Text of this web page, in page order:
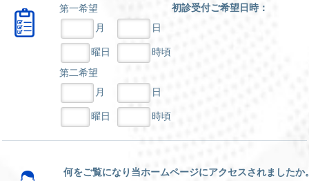
初診受付ご希望日時：
第一希望
月
日
曜日
時頃
第二希望
月
日
曜日
時頃
何をご覧になり当ホームページにアクセスされましたか